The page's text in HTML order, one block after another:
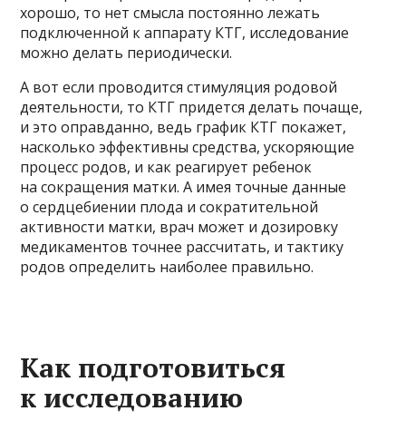
хорошо, то нет смысла постоянно лежать
подключенной к аппарату КТГ, исследование
можно делать периодически.
А вот если проводится стимуляция родовой
деятельности, то КТГ придется делать почаще,
и это оправданно, ведь график КТГ покажет,
насколько эффективны средства, ускоряющие
процесс родов, и как реагирует ребенок
на сокращения матки. А имея точные данные
о сердцебиении плода и сократительной
активности матки, врач может и дозировку
медикаментов точнее рассчитать, и тактику
родов определить наиболее правильно.
Как подготовиться
к исследованию